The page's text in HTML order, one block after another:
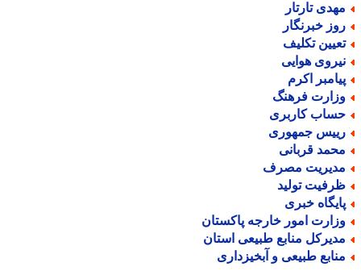
تارتار
خبرنگار
تکلیف
هوایی
اکرم
فرهنگ
کاربری
جمهوری
قربانی
مصرف
تولید
خبری
امور خارجه پاکستان
منابع طبیعی استان
طبیعی و آبخیزداری